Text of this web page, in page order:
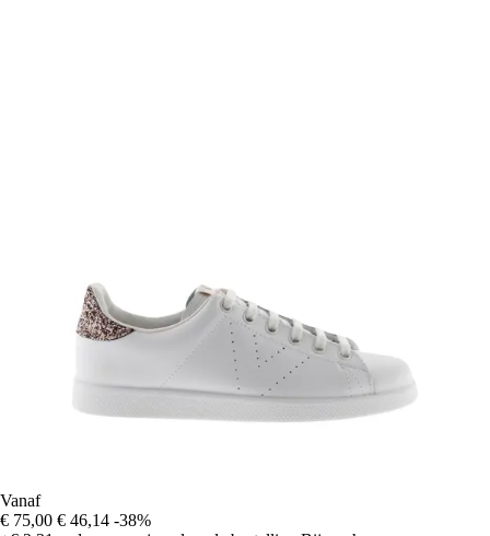
Vanaf
€ 75,00 € 46,14 -38%